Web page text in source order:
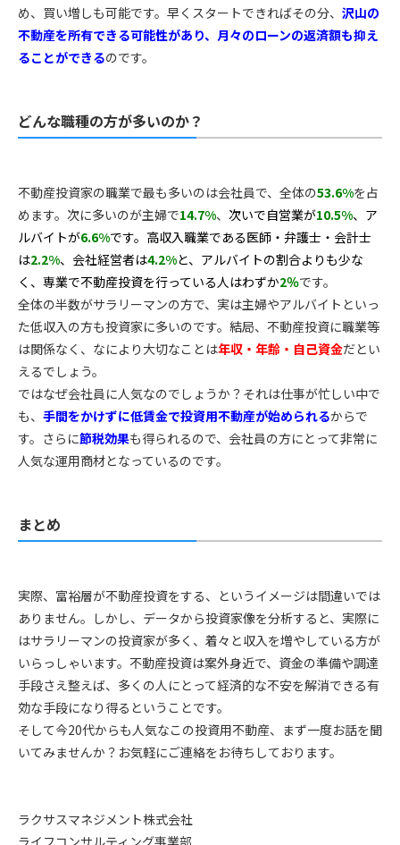
め、買い増しも可能です。早くスタートできればその分、 沢山の
不動産を所有できる可能性があり、月々のローンの返済額も抑え
ることができるのです。
どんな職種の方が多いのか？
不動産投資家の職業で最も多いのは会社員で、全体の53.6%を占
めます。次に多いのが主婦で14.7%、 次いで自営業が10.5%、ア
ルバイトが6.6%です。 高収入職業である医師・弁護士・会計士
は2.2%、会社経営者は4.2%と、アルバイトの割合よりも少な
く、専業で不動産投資を行っている人はわずか2％です。
全体の半数がサラリーマンの方で、実は主婦やアルバイトといっ
た低収入の方も投資家に多いのです。結局、不動産投資に職業等
は関係なく、なにより大切なことは年収・年齢・自己資金だとい
えるでしょう。
ではなぜ会社員に人気なのでしょうか？それは仕事が忙しい中で
も、 手間をかけずに低賃金で投資用不動産が始められるからで
す。さらに節税効果も得られるので、会社員の方にとって非常に
人気な運用商材となっているのです。
まとめ
実際、富裕層が不動産投資をする、というイメージは間違いでは
ありません。しかし、データから投資家像を分析すると、実際に
はサラリーマンの投資家が多く、着々と収入を増やしている方が
いらっしゃいます。不動産投資は案外身近で、資金の準備や調達
手段さえ整えば、多くの人にとって経済的な不安を解消できる有
効な手段になり得るということです。
そして今20代からも人気なこの投資用不動産、まず一度お話を聞
いてみませんか？お気軽にご連絡をお待ちしております。
ラクサスマネジメント株式会社
ライフコンサルティング事業部